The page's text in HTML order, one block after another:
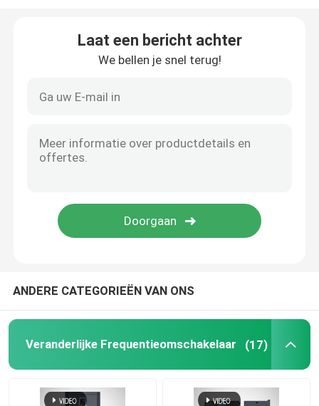
Laat een bericht achter
We bellen je snel terug!
ANDERE CATEGORIEËN VAN ONS
Veranderlijke Frequentieomschakelaar (17)